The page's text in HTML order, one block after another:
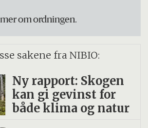
om ordningen.
sakene fra NIBIO:
Ny rapport: Skogen
kan gi gevinst for
både klima og natur